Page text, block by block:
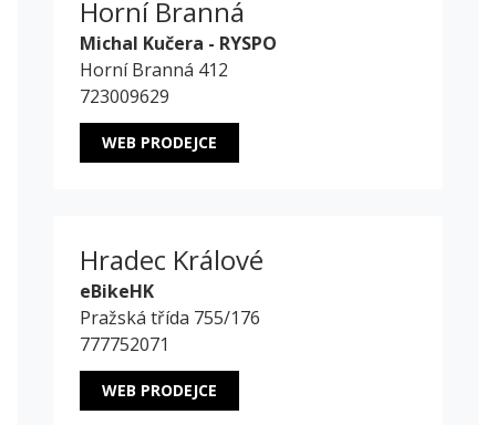
Horní Branná
Michal Kučera - RYSPO
Horní Branná 412
723009629
WEB PRODEJCE
Hradec Králové
eBikeHK
Pražská třída 755/176
777752071
WEB PRODEJCE